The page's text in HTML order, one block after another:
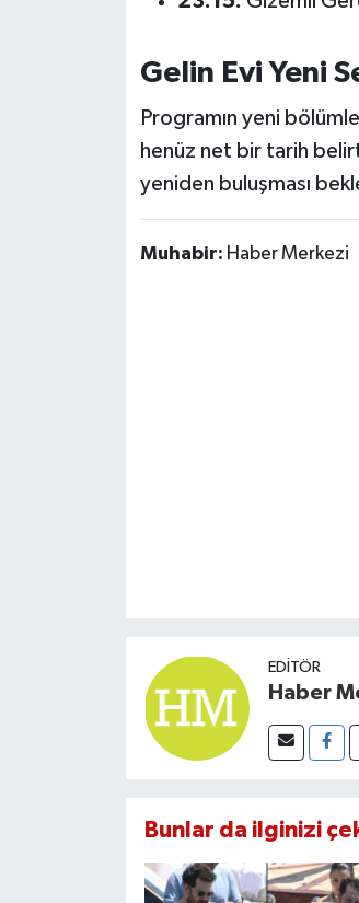
Gelin Evi Yeni
Programın yeni
henüz net bir tarih
yeniden buluşması
Muhabir: Haber Merkezi
EDITÖR
Haber
Bunlar da ilginizi
TARİHTE BUGÜN
TEKNOLOJİ